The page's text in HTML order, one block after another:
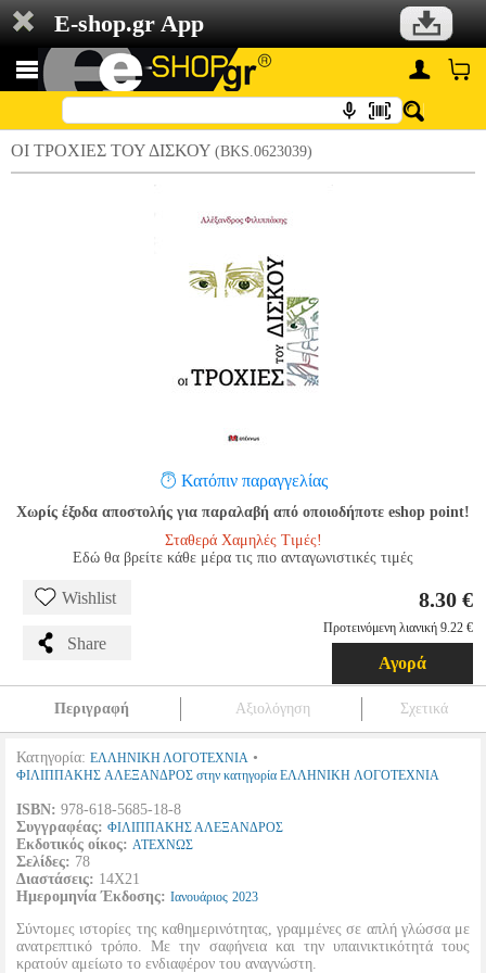
E-shop.gr App
ΟΙ ΤΡΟΧΙΕΣ ΤΟΥ ΔΙΣΚΟΥ (BKS.0623039)
Κατόπιν παραγγελίας
Χωρίς έξοδα αποστολής για παραλαβή από οποιοδήποτε eshop point!
Σταθερά Χαμηλές Τιμές!
Εδώ θα βρείτε κάθε μέρα τις πιο ανταγωνιστικές τιμές
Wishlist
Share
8.30 €
Προτεινόμενη λιανική 9.22 €
Αγορά
Περιγραφή Αξιολόγηση Σχετικά
Κατηγορία: ΕΛΛΗΝΙΚΗ ΛΟΓΟΤΕΧΝΙΑ •
ΦΙΛΙΠΠΑΚΗΣ ΑΛΕΞΑΝΔΡΟΣ στην κατηγορία ΕΛΛΗΝΙΚΗ ΛΟΓΟΤΕΧΝΙΑ
ISBN: 978-618-5685-18-8
Συγγραφέας: ΦΙΛΙΠΠΑΚΗΣ ΑΛΕΞΑΝΔΡΟΣ
Εκδοτικός οίκος: ΑΤΕΧΝΩΣ
Σελίδες: 78
Διαστάσεις: 14Χ21
Ημερομηνία Έκδοσης: Ιανουάριος 2023
Σύντομες ιστορίες της καθημερινότητας, γραμμένες σε απλή γλώσσα με
ανατρεπτικό τρόπο. Με την σαφήνεια και την υπαινικτικότητά τους
κρατούν αμείωτο το ενδιαφέρον του αναγνώστη.